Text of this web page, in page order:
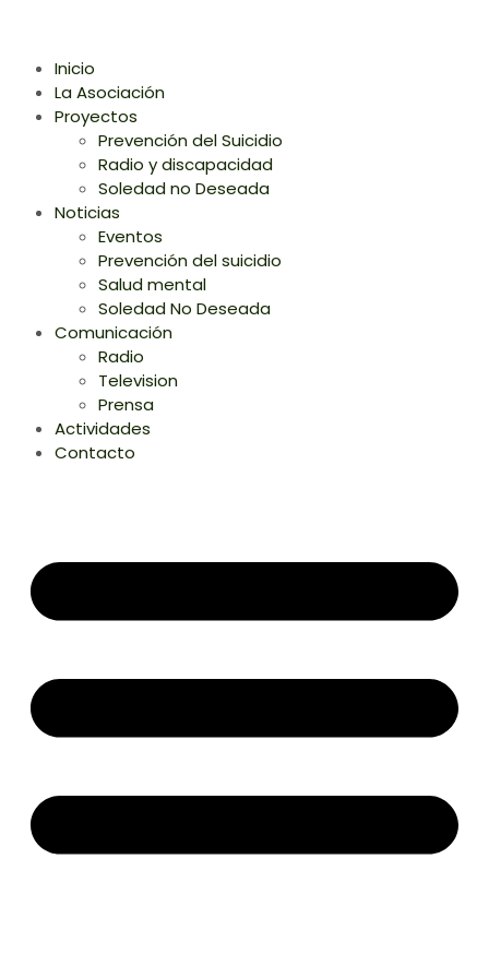
Inicio
La Asociación
Proyectos
Prevención del Suicidio
Radio y discapacidad
Soledad no Deseada
Noticias
Eventos
Prevención del suicidio
Salud mental
Soledad No Deseada
Comunicación
Radio
Television
Prensa
Actividades
Contacto